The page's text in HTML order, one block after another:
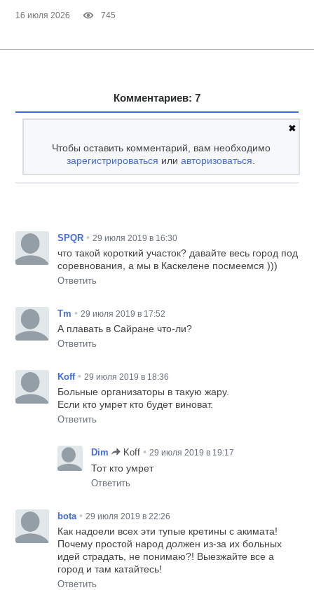
16 июля 2026 745
Комментариев: 7
✖
Чтобы оставить комментарий, вам необходимо
зарегистрироваться илиавторизоваться.
SPQR • 29 июля 2019 в 16:30
что такой короткий участок? давайте весь город под
соревнования, а мы в Каскелене посмеемся )))
Ответить
Tm • 29 июля 2019 в 17:52
А плавать в Сайране что-ли?
Ответить
Koff • 29 июля 2019 в 18:36
Больные организаторы в такую жару.
Если кто умрет кто будет виноват.
Ответить
Dim Koff • 29 июля 2019 в 19:17
Тот кто умрет
Ответить
bota • 29 июля 2019 в 22:26
Как надоели всех эти тупые кретины с акимата!
Почему простой народ должен из-за их больных
идей страдать, не понимаю?! Выезжайте все а
город и там катайтесь!
Ответить